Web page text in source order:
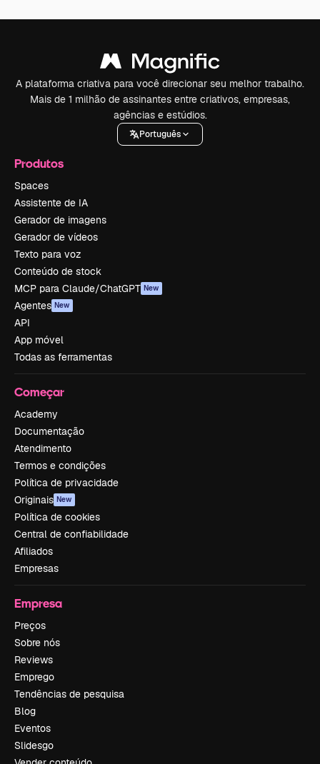
A plataforma criativa para você direcionar seu melhor trabalho.
Mais de 1 milhão de assinantes entre criativos, empresas,
agências e estúdios.
Português
Produtos
Spaces
Assistente de IA
Gerador de imagens
Gerador de vídeos
Texto para voz
Conteúdo de stock
MCP para Claude/ChatGPT New
Agentes New
API
App móvel
Todas as ferramentas
Começar
Academy
Documentação
Atendimento
Termos e condições
Política de privacidade
Originais New
Política de cookies
Central de confiabilidade
Afiliados
Empresas
Empresa
Preços
Sobre nós
Reviews
Emprego
Tendências de pesquisa
Blog
Eventos
Slidesgo